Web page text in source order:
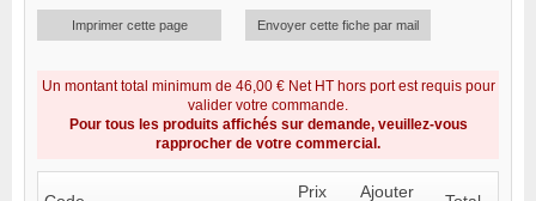
Imprimer cette page Envoyer cette fiche par mail
Un montant total minimum de 46,00 € Net HT hors port est requis pour
valider votre commande.
Pour tous les produits affichés sur demande, veuillez-vous
rapprocher de votre commercial.
Prix
Ajouter